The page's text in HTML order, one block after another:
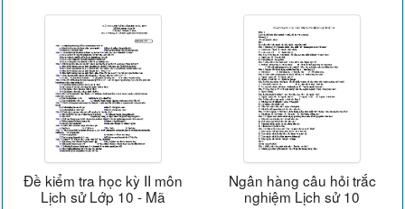
Đề kiểm tra học kỳ II môn
Lịch sử Lớp 10 - Mã
Ngân hàng câu hỏi trắc
nghiệm Lịch sử 10